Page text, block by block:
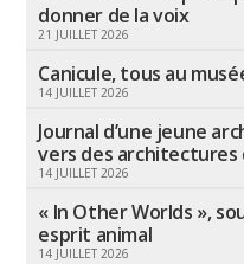
donner de la voix
21 JUILLET 2026
Canicule, tous au
14 JUILLET 2026
Journal d’une jeune
vers des architectures
14 JUILLET 2026
« In Other Worlds »,
esprit animal
14 JUILLET 2026